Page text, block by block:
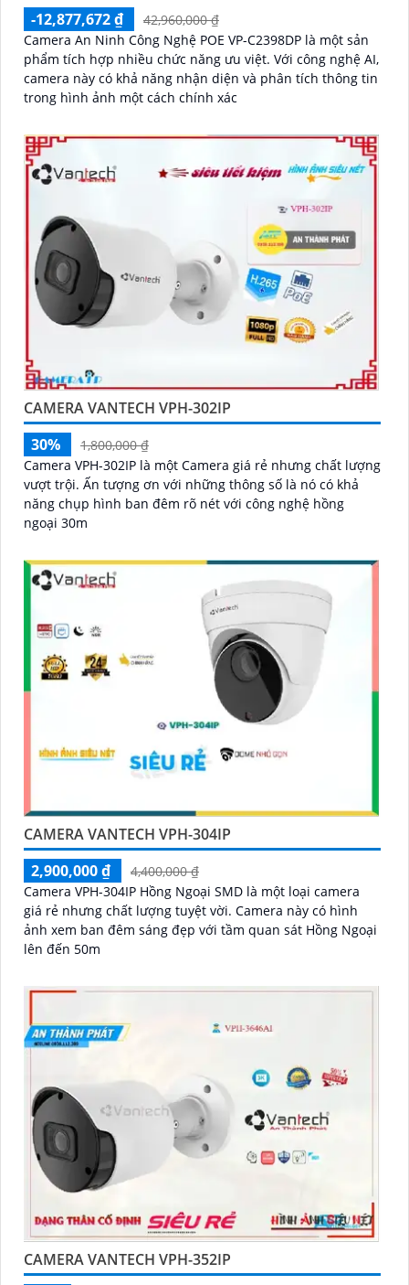
-12,877,672 ₫
42,960,000 ₫
Camera An Ninh Công Nghệ POE VP-C2398DP là một sản
phẩm tích hợp nhiều chức năng ưu việt. Với công nghệ AI,
camera này có khả năng nhận diện và phân tích thông tin
trong hình ảnh một cách chính xác
CAMERA VANTECH VPH-302IP
30%
1,800,000 ₫
Camera VPH-302IP là một Camera giá rẻ nhưng chất lượng
vượt trội. Ấn tượng ơn với những thông số là nó có khả
năng chụp hình ban đêm rõ nét với công nghệ hồng
ngoại 30m
CAMERA VANTECH VPH-304IP
2,900,000 ₫
4,400,000 ₫
Camera VPH-304IP Hồng Ngoại SMD là một loại camera
giá rẻ nhưng chất lượng tuyệt vời. Camera này có hình
ảnh xem ban đêm sáng đẹp với tầm quan sát Hồng Ngoại
lên đến 50m
CAMERA VANTECH VPH-352IP